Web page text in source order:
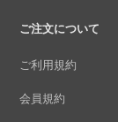
ご注文について
ご利用規約
会員規約